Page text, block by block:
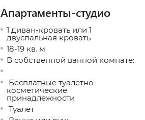
Апартаменты-студио
1 диван-кровать или 1
двуспальная кровать
18-19 кв. м
В собственной ванной комнате:
Бесплатные туалетно-
косметические
принадлежности
Туалет